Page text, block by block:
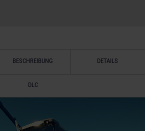
BESCHREIBUNG DETAILS
DLC